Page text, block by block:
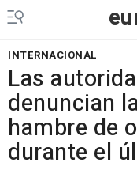
INTERNACIONAL
Las
denuncian
hambre de
durante el